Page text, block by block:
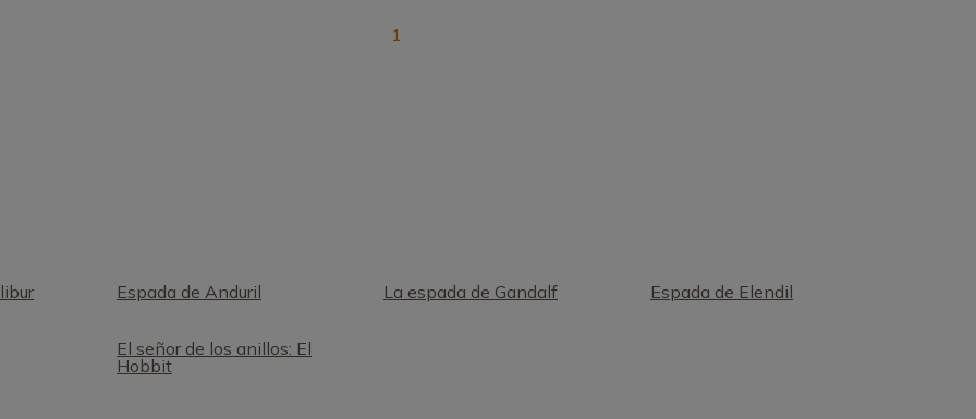
1
Espada de Anduril La espada de Gandalf Espada de Elendil
El señor de los anillos: El
Hobbit